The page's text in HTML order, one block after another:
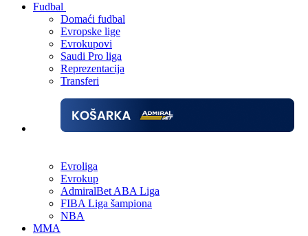
Fudbal
Domaći fudbal
Evropske lige
Evrokupovi
Saudi Pro liga
Reprezentacija
Transferi
Evroliga
Evrokup
AdmiralBet ABA Liga
FIBA Liga šampiona
NBA
MMA